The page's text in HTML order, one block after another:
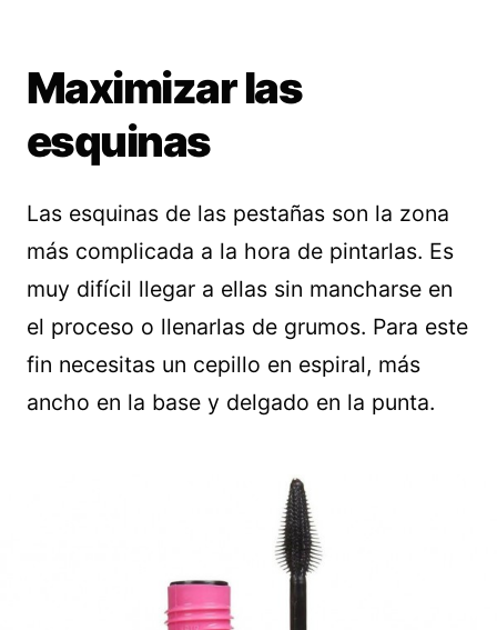
Maximizar las
esquinas
Las esquinas de las pestañas son la zona
más complicada a la hora de pintarlas. Es
muy difícil llegar a ellas sin mancharse en
el proceso o llenarlas de grumos. Para este
fin necesitas un cepillo en espiral, más
ancho en la base y delgado en la punta.